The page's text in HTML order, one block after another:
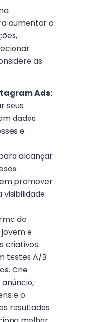
aumentar o
as
Ads:
seus
dados
e
alcançar
promover
visibilidade
de
e
criativos.
testes A/B
Crie
e o
resultados